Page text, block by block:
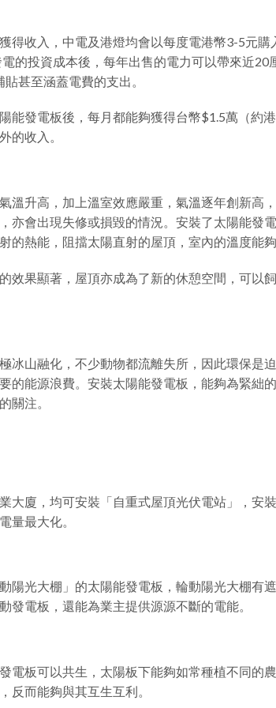
得收入，中電及港燈均會以每度電港幣3-5元購
的投資成本後，每年出售的電力可以帶來近20
甚至涵蓋電費的支出。
能發電板後，每月都能夠獲得台幣$1.5萬（約
的收入。
溫升高，加上溫室效應嚴重，氣溫逐年創新高
亦會出現失修或損毀的情況。安裝了太陽能發
的熱能，阻擋太陽直射的屋頂，室內的溫度能
效果顯著，屋頂亦成為了新的休憩空間，可以
冰山融化，不少動物都流離失所，因此環保是
的能源浪費。安裝太陽能發電板，能夠為緊絀
關注。
大廈，均可安裝「自重式屋頂光伏電站」，安
量最大化。
陽光大棚」的太陽能發電板，輪動陽光大棚有
發電板，還能為業主提供源源不斷的電能。
電板可以共生，太陽板下能夠如常種植不同的
反而能夠與其互生互利。